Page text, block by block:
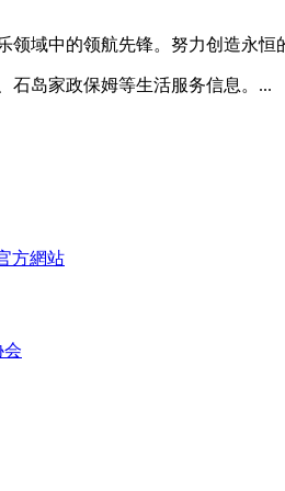
领域中的领航先锋。努力创造永恒
石岛家政保姆等生活服务信息。...
方網站
会